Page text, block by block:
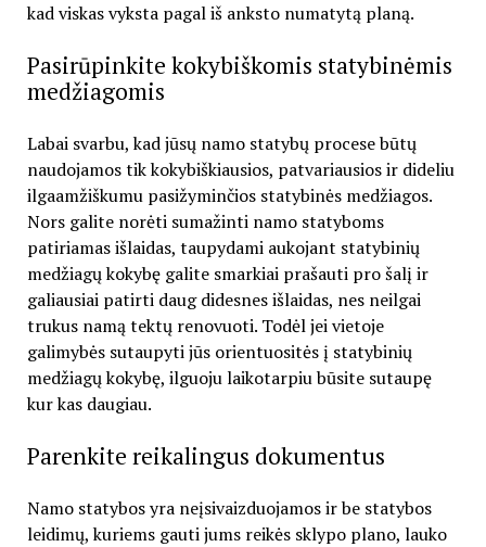
kad viskas vyksta pagal iš anksto numatytą planą.
Pasirūpinkite kokybiškomis statybinėmis
medžiagomis
Labai svarbu, kad jūsų namo statybų procese būtų
naudojamos tik kokybiškiausios, patvariausios ir dideliu
ilgaamžiškumu pasižyminčios statybinės medžiagos.
Nors galite norėti sumažinti namo statyboms
patiriamas išlaidas, taupydami aukojant statybinių
medžiagų kokybę galite smarkiai prašauti pro šalį ir
galiausiai patirti daug didesnes išlaidas, nes neilgai
trukus namą tektų renovuoti. Todėl jei vietoje
galimybės sutaupyti jūs orientuositės į statybinių
medžiagų kokybę, ilguoju laikotarpiu būsite sutaupę
kur kas daugiau.
Parenkite reikalingus dokumentus
Namo statybos yra neįsivaizduojamos ir be statybos
leidimų, kuriems gauti jums reikės sklypo plano, lauko